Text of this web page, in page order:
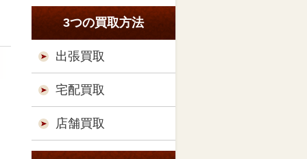
3つの買取方法
出張買取
宅配買取
店舗買取